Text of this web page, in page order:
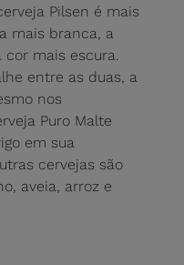
Pilsen é mais
mais branca, a
cor mais escura.
entre as duas, a
nos
Puro Malte
em sua
cervejas são
aveia, arroz e